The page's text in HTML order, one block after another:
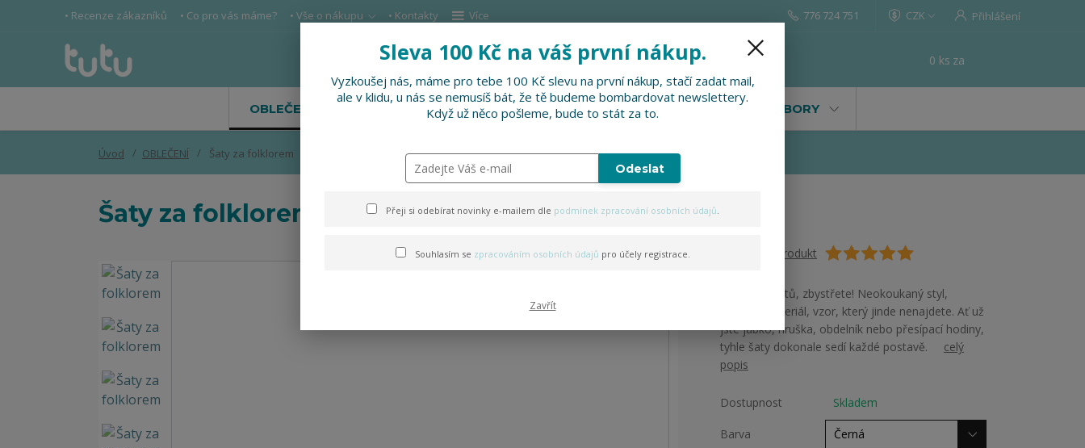
• Recenze zákazníků • Co pro vás máme? • Vše o nákupu • Kontakty Více CZK Přihlášení
Hledat
776 724 751
0 ks za
OBLEČENÍ DOPLŇKY SLEVNĚNO PRO FIRMY, FESTIVALY, SOUBORY
Úvod OBLEČENÍ Šaty za folklorem
Šaty za folklorem
Ohodnotit produkt
Milovnice šatů, zbystřete! Neokoukaný styl,
přírodní materiál, vzor, který jinde nenajdete. Ať už
jste jabko, hruška, obdelník nebo přesípací hodiny,
tyhle šaty dokonale sedí každé postavě. celý
popis
Dostupnost Skladem
Barva
Sleva 100 Kč na váš první nákup.
Vyzkoušej nás, máme pro tebe 100 Kč slevu na první nákup, stačí zadat mail,
ale v klidu, u nás se nemusíš bát, že tě budeme bombardovat newslettery.
Když už něco pošleme, bude to stát za to.
Odeslat
Přeji si odebírat novinky e-mailem dle podmínek zpracování osobních údajů.
Souhlasím se zpracováním osobních údajů pro účely registrace.
Zavřít